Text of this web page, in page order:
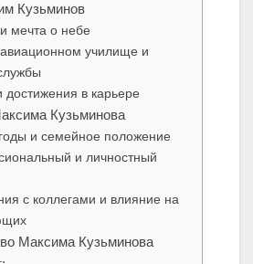
Кузьминов
мечта о небе
училище и
достижения в карьере
Кузьминова
и семейное положение
и личностный
с коллегами и влияние на
Максима Кузьминова